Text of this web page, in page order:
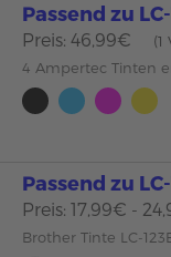
Passend zu
Preis: 46,99€
(1
4 Ampertec Tinten
Passend zu
Preis: 17,99€ -
Brother Tinte LC-